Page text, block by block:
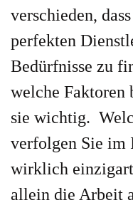
verschieden,
perfekten
Bedürfnisse zu
welche Faktoren
sie wichtig.
verfolgen Sie im
wirklich
allein die Arbeit